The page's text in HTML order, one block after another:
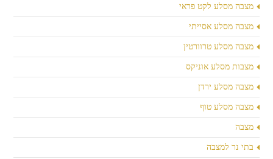
מצבה מסלע לקט פראי
מצבה מסלע אסייתי
מצבה מסלע טרוורטין
מצבות מסלע אוניקס
מצבה מסלע ירדן
מצבה מסלע טוף
מצבה
בתי נר למצבה